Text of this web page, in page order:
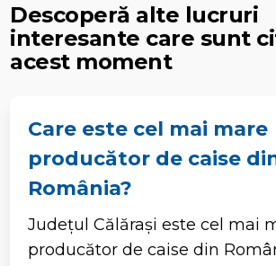
Descoperă alte lucruri
interesante care sunt
acest moment
Care este cel mai mare
producător de caise
România?
Județul Călărași este cel mai
producător de caise din